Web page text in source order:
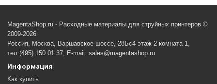
MagentaShop.ru - Расходные материалы для струйных принтеров ©
2009-2026
Россия, Москва, Варшавское шоссе, 28Бс4 этаж 2 комната 1,
тел:(495) 150 01 37, E-mail: sales@magentashop.ru
Информация
Как купить